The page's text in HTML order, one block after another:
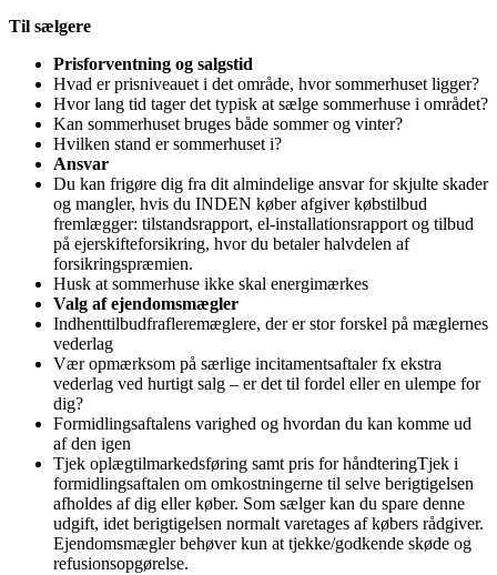
Til sælgere
Prisforventning og salgstid
Hvad er prisniveauet i det område, hvor sommerhuset ligger?
Hvor lang tid tager det typisk at sælge sommerhuse i området?
Kan sommerhuset bruges både sommer og vinter?
Hvilken stand er sommerhuset i?
Ansvar
Du kan frigøre dig fra dit almindelige ansvar for skjulte skader
og mangler, hvis du INDEN køber afgiver købstilbud
fremlægger: tilstandsrapport, el-installationsrapport og tilbud
på ejerskifteforsikring, hvor du betaler halvdelen af
forsikringspræmien.
Husk at sommerhuse ikke skal energimærkes
Valg af ejendomsmægler
Indhenttilbudfrafleremæglere, der er stor forskel på mæglernes
vederlag
Vær opmærksom på særlige incitamentsaftaler fx ekstra
vederlag ved hurtigt salg – er det til fordel eller en ulempe for
dig?
Formidlingsaftalens varighed og hvordan du kan komme ud
af den igen
Tjek oplægtilmarkedsføring samt pris for håndteringTjek i
formidlingsaftalen om omkostningerne til selve berigtigelsen
afholdes af dig eller køber. Som sælger kan du spare denne
udgift, idet berigtigelsen normalt varetages af købers rådgiver.
Ejendomsmægler behøver kun at tjekke/godkende skøde og
refusionsopgørelse.